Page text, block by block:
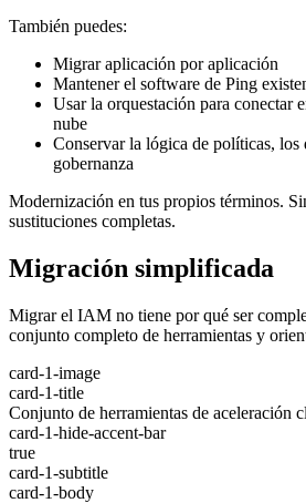
También puedes:
Migrar aplicación por aplicación
Mantener el software de Ping
Usar la orquestación para conectar
nube
Conservar la lógica de políticas, los
gobernanza
Modernización en tus propios términos.
sustituciones completas.
Migración simplificada
Migrar el IAM no tiene por qué ser
conjunto completo de herramientas y
card-1-image
card-1-title
Conjunto de herramientas de aceleración
card-1-hide-accent-bar
true
card-1-subtitle
card-1-body